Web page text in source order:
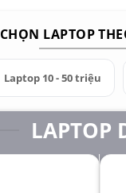
CHỌN LAPTOP
Laptop 10 - 50 triệu
LAPTOP